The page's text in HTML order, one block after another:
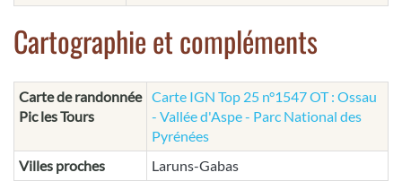
Cartographie et compléments
Carte de randonnée
Pic les Tours
Carte IGN Top 25 n°1547 OT : Ossau
- Vallée d'Aspe - Parc National des
Pyrénées
Villes proches
Laruns-Gabas